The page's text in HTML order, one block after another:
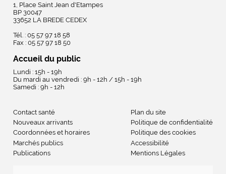
1, Place Saint Jean d'Etampes
BP 30047
33652 LA BREDE CEDEX
Tél. : 05 57 97 18 58
Fax : 05 57 97 18 50
Accueil du public
Lundi : 15h - 19h
Du mardi au vendredi : 9h - 12h / 15h - 19h
Samedi : 9h - 12h
Contact santé
Nouveaux arrivants
Coordonnées et horaires
Marchés publics
Publications
Plan du site
Politique de confidentialité
Politique des cookies
Accessibilité
Mentions Légales